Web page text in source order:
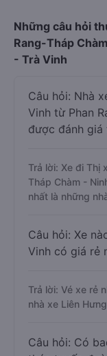
Những câu hỏi
Rang-Tháp
- Trà Vinh
Câu hỏi: Nhà
Vinh từ Phan
được đánh giá
Trả lời: Xe đi Thị
Tháp Chàm -
nhất là những
Câu hỏi: Xe
Vinh có giá rẻ
Trả lời: Vé xe rẻ
nhà xe Liên
Câu hỏi: Có